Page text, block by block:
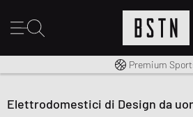
Consegna gratuita in
Premium
Elettrodomestici di Design da